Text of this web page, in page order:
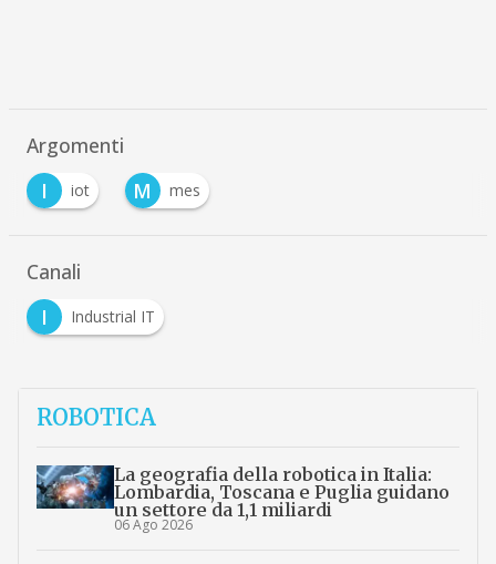
Argomenti
I
iot M mes
Canali
I
Industrial IT
ROBOTICA
La geografia della robotica in Italia:
Lombardia, Toscana e Puglia guidano
un settore da 1,1 miliardi
06 Ago 2026